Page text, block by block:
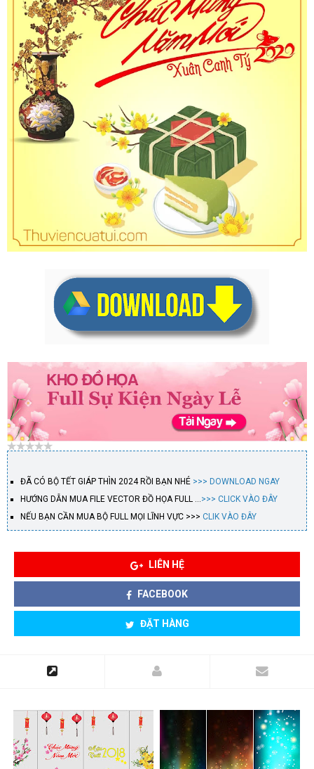
ĐÃ CÓ BỘ TẾT GIÁP THÌN 2024 RỒI BẠN NHÉ >>> DOWNLOAD NGAY
HƯỚNG DẪN MUA FILE VECTOR ĐỒ HỌA FULL …>>> CLICK VÀO ĐÂY
NẾU BẠN CẦN MUA BỘ FULL MỌI LĨNH VỰC >>> CLIK VÀO ĐÂY
LIÊN HỆ
FACEBOOK
ĐẶT HÀNG